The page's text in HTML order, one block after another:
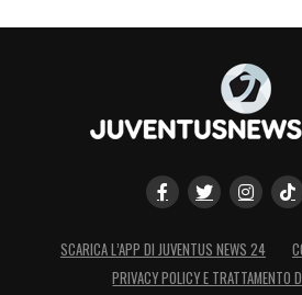
SCARICA L’APP DI JUVENTUS NEWS 24
PRIVACY POLICY E TRATTAMENTO